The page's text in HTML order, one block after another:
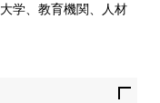
学、教育機関、人材